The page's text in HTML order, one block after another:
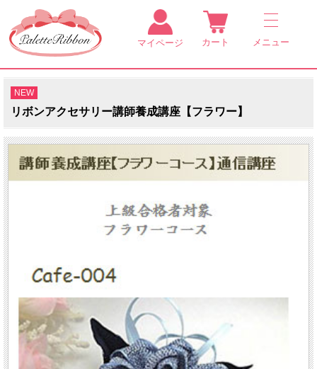
マイページ カート メニュー
NEW
リボンアクセサリー講師養成講座【フラワー】